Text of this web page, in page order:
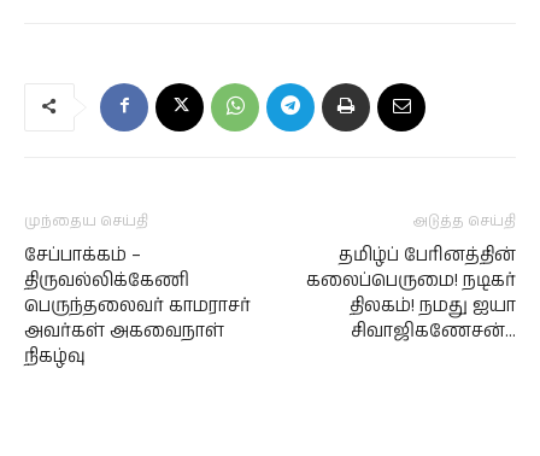
முந்தைய செய்தி
சேப்பாக்கம் –
திருவல்லிக்கேணி
பெருந்தலைவர் காமராசர்
அவர்கள் அகவைநாள்
நிகழ்வு
அடுத்த செய்தி
தமிழ்ப் பேரினத்தின்
கலைப்பெருமை! நடிகர்
திலகம்! நமது ஐயா
சிவாஜிகணேசன்…